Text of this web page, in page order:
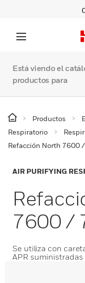
Está viendo el
productos para
Productos
Respiratorio
Refacción North 7600
AIR PURIFYING
7600 /
Se utiliza con
APR suministradas